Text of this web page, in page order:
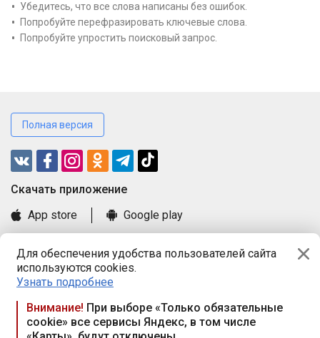
Для обеспечения удобства пользователей сайта
используются cookies.
Узнать подробнее
Внимание! При выборе «Только обязательные
cookie» все сервисы Яндекс, в том числе
Убедитесь, что все слова написаны без ошибок.
Попробуйте перефразировать ключевые слова.
Попробуйте упростить поисковый запрос.
Полная версия
Cкачать приложение
App store
Google play
Книга замечаний и предложений
Правила и документы
Praca.by © 2000—2026, ООО «ПРАЦА БАЙ»
Республика Беларусь, 220114, г. Минск, пр-т Независимости
117а, пом. № 9.